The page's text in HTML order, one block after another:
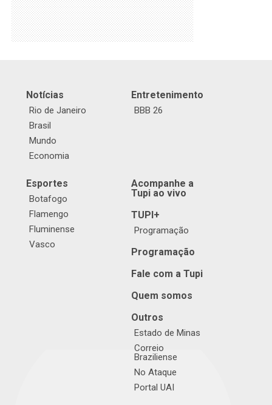
Notícias
Rio de Janeiro
Brasil
Mundo
Economia
Entretenimento
BBB 26
Esportes
Botafogo
Flamengo
Fluminense
Vasco
Acompanhe a
Tupi ao vivo
TUPI+
Programação
Programação
Fale com a Tupi
Quem somos
Outros
Estado de Minas
Correio
Braziliense
No Ataque
Portal UAI